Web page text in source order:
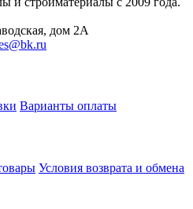
дом 2А
Варианты оплаты
Условия возврата и обмена